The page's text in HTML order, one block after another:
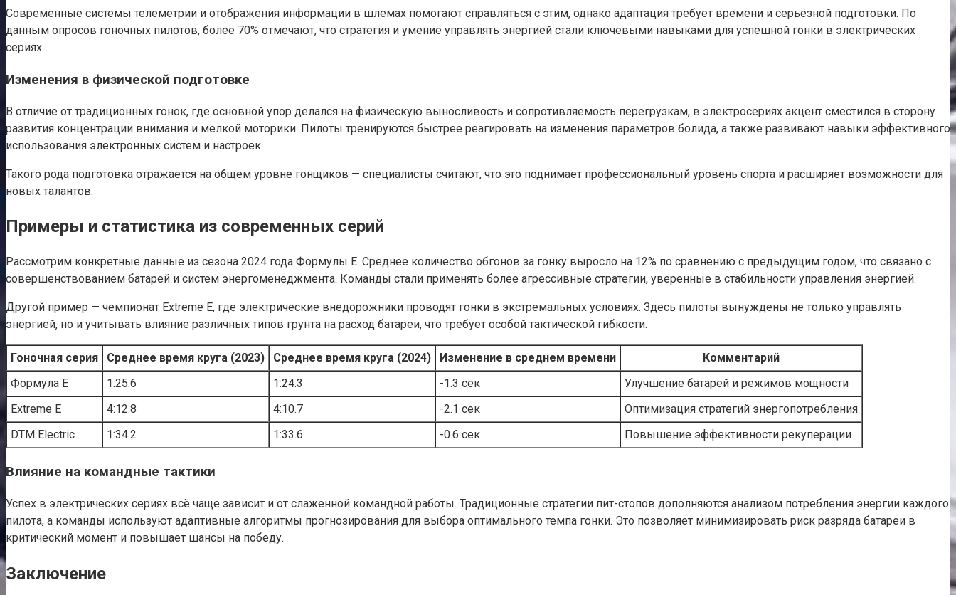
Современные системы телеметрии и отображения информации в шлемах помогают справляться с этим, однако адаптация требует времени и серьёзной подготовки. По
данным опросов гоночных пилотов, более 70% отмечают, что стратегия и умение управлять энергией стали ключевыми навыками для успешной гонки в электрических
сериях.
Изменения в физической подготовке
В отличие от традиционных гонок, где основной упор делался на физическую выносливость и сопротивляемость перегрузкам, в электросериях акцент сместился в сторону
развития концентрации внимания и мелкой моторики. Пилоты тренируются быстрее реагировать на изменения параметров болида, а также развивают навыки эффективного
использования электронных систем и настроек.
Такого рода подготовка отражается на общем уровне гонщиков — специалисты считают, что это поднимает профессиональный уровень спорта и расширяет возможности для
новых талантов.
Примеры и статистика из современных серий
Рассмотрим конкретные данные из сезона 2024 года Формулы E. Среднее количество обгонов за гонку выросло на 12% по сравнению с предыдущим годом, что связано с
совершенствованием батарей и систем энергоменеджмента. Команды стали применять более агрессивные стратегии, уверенные в стабильности управления энергией.
Другой пример — чемпионат Extreme E, где электрические внедорожники проводят гонки в экстремальных условиях. Здесь пилоты вынуждены не только управлять
энергией, но и учитывать влияние различных типов грунта на расход батареи, что требует особой тактической гибкости.
Гоночная серия Среднее время круга (2023) Среднее время круга (2024) Изменение в среднем времени
Комментарий
Формула E
1:25.6 1:24.3 -1.3 сек
Улучшение батарей и режимов мощности
Extreme E
4:12.8 4:10.7 -2.1 сек
Оптимизация стратегий энергопотребления
DTM Electric
1:34.2 1:33.6 -0.6 сек Повышение эффективности рекуперации
Влияние на командные тактики
Успех в электрических сериях всё чаще зависит и от слаженной командной работы. Традиционные стратегии пит-стопов дополняются анализом потребления энергии каждого
пилота, а команды используют адаптивные алгоритмы прогнозирования для выбора оптимального темпа гонки. Это позволяет минимизировать риск разряда батареи в
критический момент и повышает шансы на победу.
Заключение